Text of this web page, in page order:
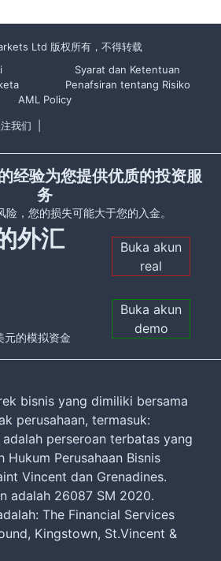
Ltd 版权所有，不得转载
Syarat dan Ketentuan
Penafsiran tentang Risiko
AML Policy
我们
经验为您提供优质的投资服
务
险，您的损失可能大于您的入金。
外汇
Buka akun
real
的模拟资金
Buka akun
demo
bisnis yang dimiliki bersama
perusahaan, termasuk:
perseroan terbatas yang
Perusahaan Bisnis
Vincent dan Grenadines.
adalah 26087 SM 2020.
The Financial Services
Kingstown, St.Vincent &